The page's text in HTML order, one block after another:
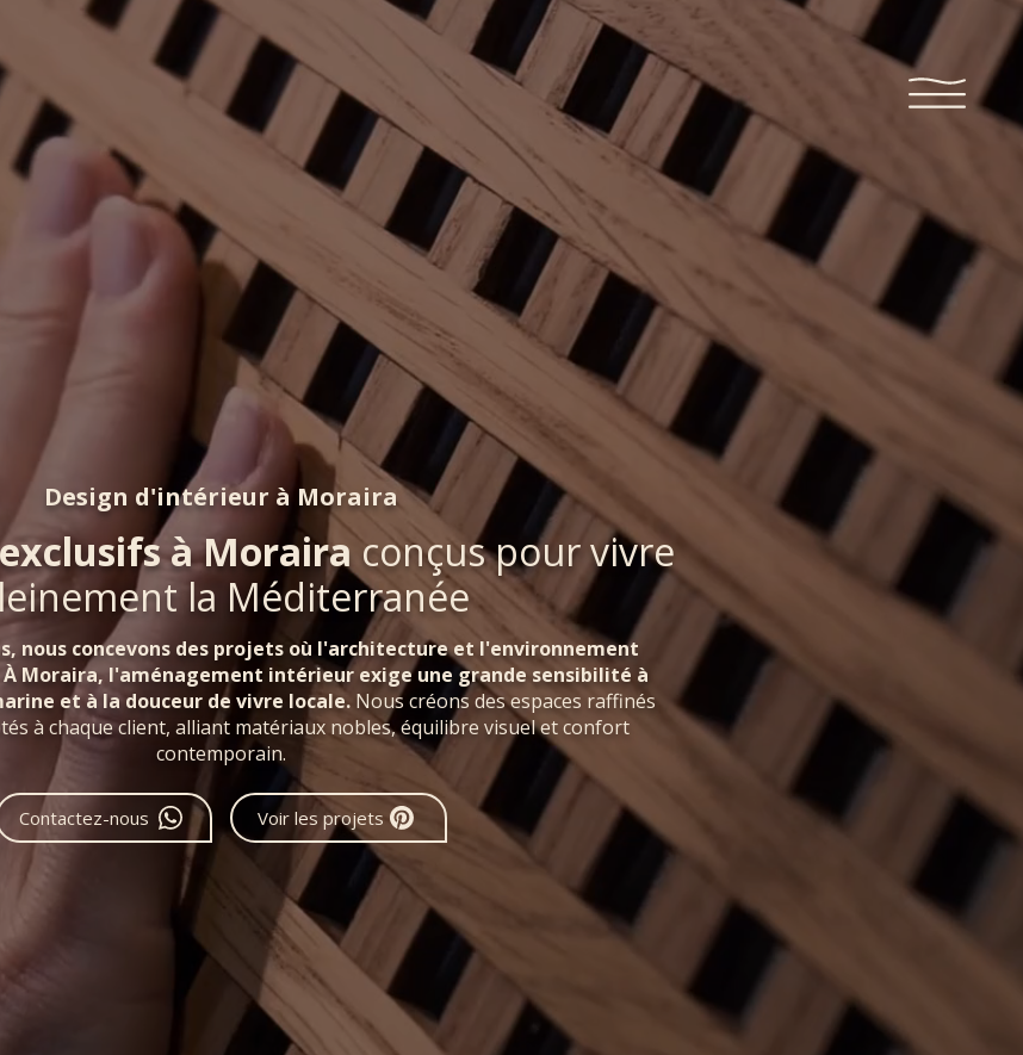
Design d'intérieur à Moraira
exclusifs à Morairaconçus pour vivre
la Méditerranée
nous concevons des projets où l'architecture et l'environnement
Moraira, l'aménagement intérieur exige une grande sensibilité à
et à la douceur de vivre locale. Nous créons des espaces raffinés
à chaque client, alliant matériaux nobles, équilibre visuel et confort
contemporain.
Contactez-nous Voir les projets